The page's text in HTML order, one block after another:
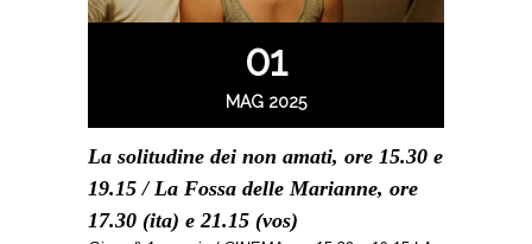
01
MAG 2025
La solitudine dei non amati, ore 15.30 e
19.15 / La Fossa delle Marianne, ore
17.30 (ita) e 21.15 (vos)